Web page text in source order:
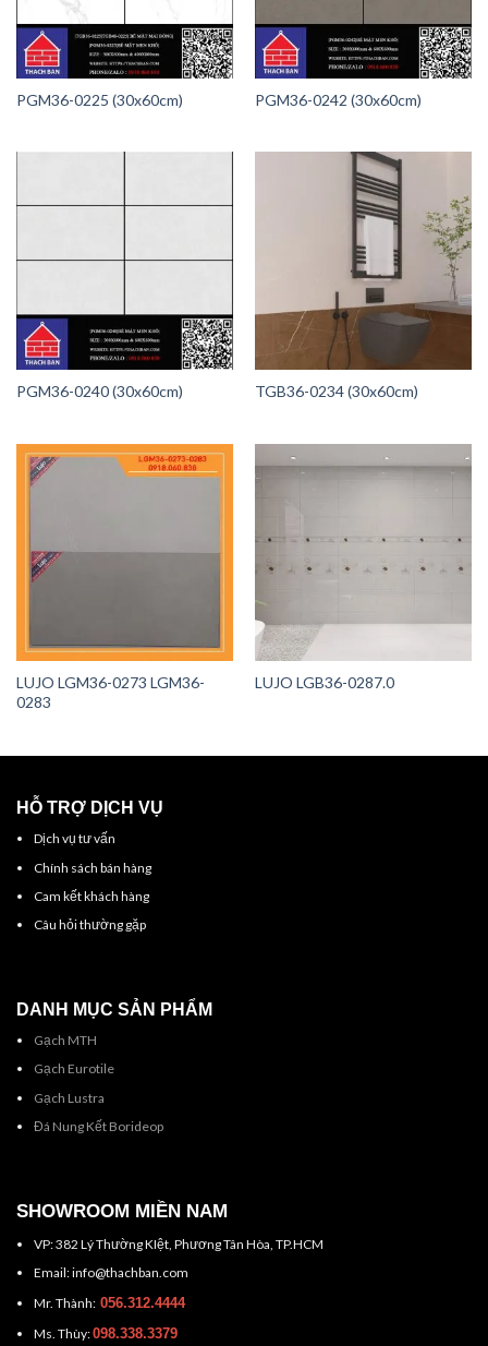
PGM36-0225 (30x60cm) PGM36-0242 (30x60cm)
PGM36-0240 (30x60cm) TGB36-0234 (30x60cm)
LUJO LGM36-0273 LGM36-
0283
LUJO LGB36-0287.0
HỖ TRỢ DỊCH VỤ
Dịch vụ tư vấn
Chính sách bán hàng
Cam kết khách hàng
Câu hỏi thường gặp
DANH MỤC SẢN PHẨM
Gạch MTH
Gạch Eurotile
Gạch Lustra
Đá Nung Kết Borideop
SHOWROOM MIỀN NAM
VP: 382 Lý Thường KIệt, Phương Tân Hòa, TP.HCM
Email: info@thachban.com
Mr. Thành:056.312.4444
Ms. Thùy:098.338.3379